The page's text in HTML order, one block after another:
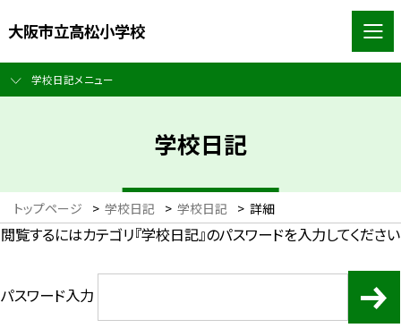
大阪市立高松小学校
学校日記メニュー
学校日記
トップページ > 学校日記 > 学校日記 > 詳細
閲覧するにはカテゴリ『学校日記』のパスワードを入力してください
パスワード入力